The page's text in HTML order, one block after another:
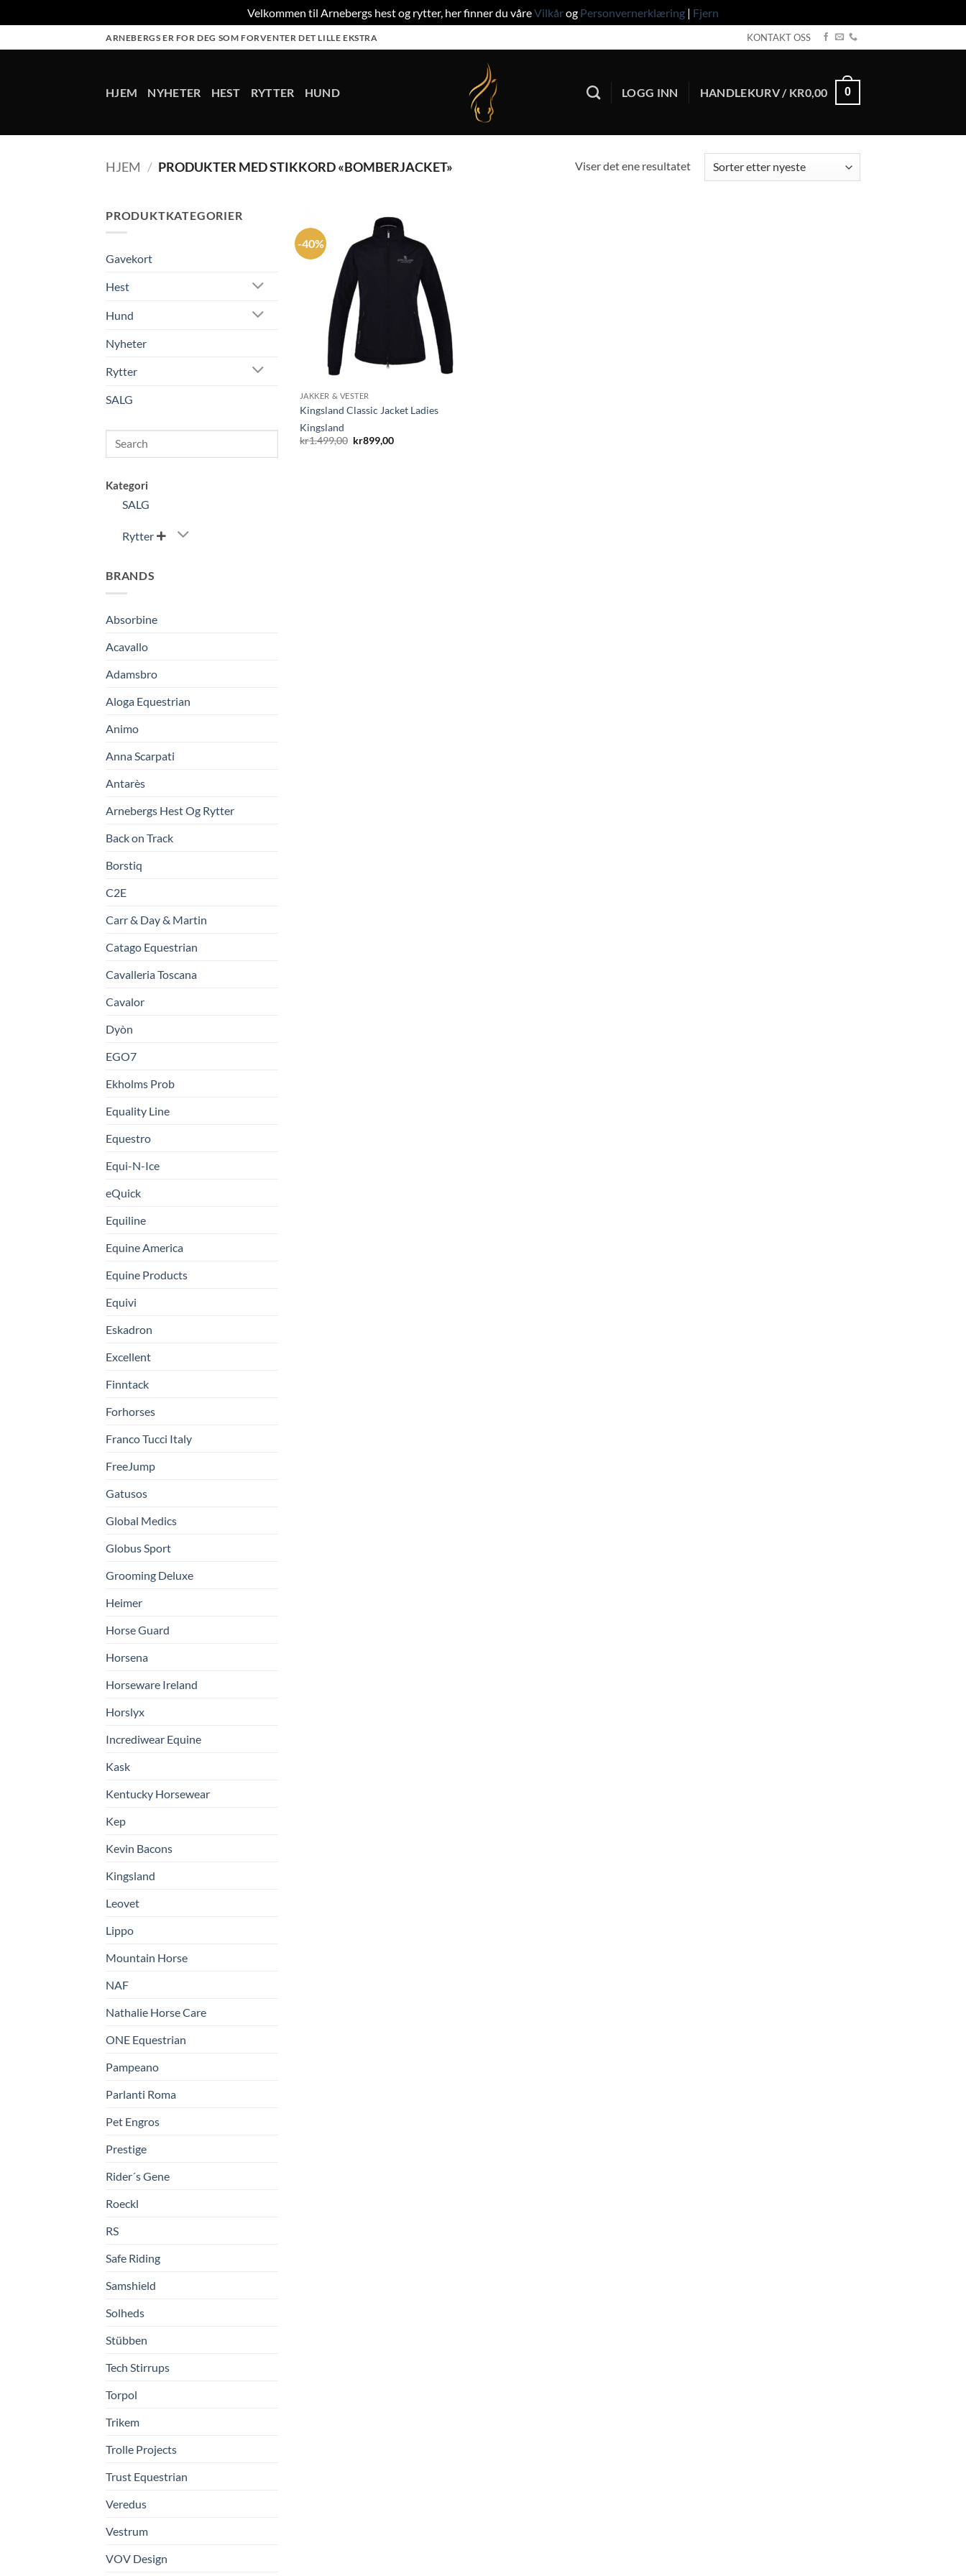
Velkommen til Arnebergs hest og rytter, her finner du våreVilkårog Personvernerklæring | Fjern
to
ARNEBERGS ER FOR DEG SOM FORVENTER DET LILLE EKSTRA KONTAKT OSS
HJEM NYHETER HEST RYTTER HUND LOGG INN HANDLEKURV / KR0,00 0
HJEM / PRODUKTER MED STIKKORD «BOMBERJACKET» Viser det ene resultatet
PRODUKTKATEGORIER
Gavekort
Hest
Hund
Nyheter
Rytter
SALG
Search
Kategori
SALG
Rytter 
BRANDS
Absorbine
Acavallo
Adamsbro
Aloga Equestrian
Animo
Anna Scarpati
Antarès
Arnebergs Hest Og Rytter
Back on Track
Borstiq
C2E
Carr & Day & Martin
Catago Equestrian
Cavalleria Toscana
Cavalor
Dyòn
EGO7
Ekholms Prob
Equality Line
Equestro
Equi-N-Ice
eQuick
Equiline
Equine America
Equine Products
Equivi
Eskadron
Excellent
Finntack
Forhorses
Franco Tucci Italy
FreeJump
Gatusos
Global Medics
Globus Sport
Grooming Deluxe
Heimer
Horse Guard
Horsena
Horseware Ireland
Horslyx
Incrediwear Equine
Kask
Kentucky Horsewear
Kep
Kevin Bacons
Kingsland
Leovet
Lippo
Mountain Horse
NAF
Nathalie Horse Care
ONE Equestrian
Pampeano
Parlanti Roma
Pet Engros
Prestige
Rider´s Gene
Roeckl
RS
Safe Riding
Samshield
Solheds
Stübben
Tech Stirrups
Torpol
Trikem
Trolle Projects
Trust Equestrian
Veredus
Vestrum
VOV Design
-40%
JAKKER & VESTER
Kingsland Classic Jacket Ladies
Kingsland
kr1.499,00 Opprinnelig
kr899,00Nåværende